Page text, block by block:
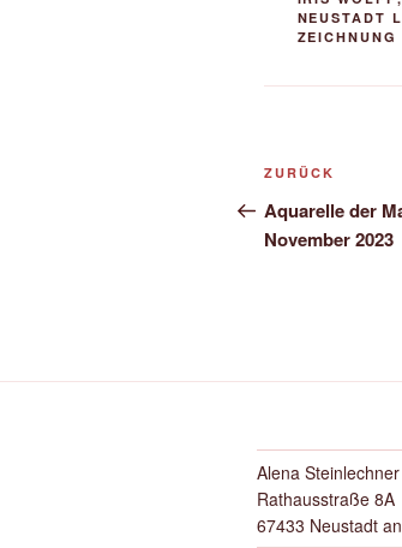
NEUSTADT
ZEICHNUNG
Vorheriger
Beitrag
ZURÜCK
Aquarelle der
November 2023
Alena Steinlechner
Rathausstraße 8A
67433 Neustadt